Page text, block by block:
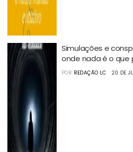
Simulações e
onde nada é o que
POR REDAÇÃO LC 20 DE